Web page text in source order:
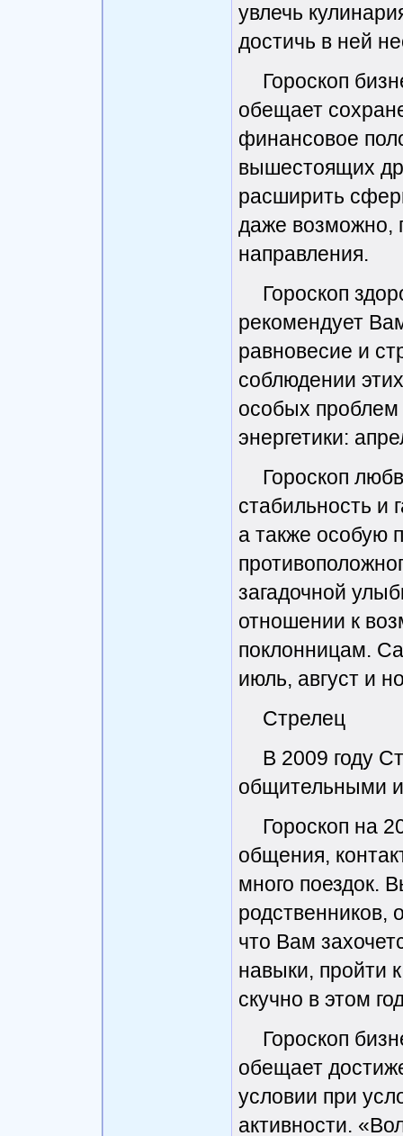
увлечь
достичь в ней
Гороскоп
обещает
финансовое
вышестоящих
расширить
даже возможно,
направления.
Гороскоп
рекомендует
равновесие и
соблюдении
особых
энергетики:
Гороскоп
стабильность и
а также особую
загадочной
отношении к
поклонницам.
июль, август и
Стрелец
В 2009 году
общительными
Гороскоп на
общения,
много поездок.
родственников,
что Вам
навыки, пройти
скучно в этом
Гороскоп
обещает
условии при
активности.